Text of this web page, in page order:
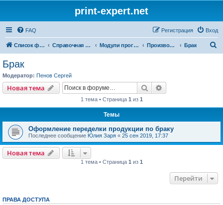
print-expert.net
FAQ Вход
Регистрация
Список форумов Справочная система Модули программы Производство Брак
Брак
Модератор: Пенов Сергей
Новая тема Поиск
1 тема • Страница 1 из 1
Темы
Оформление переделки продукции по браку
Последнее сообщение Юлия Заря « 25 сен 2019, 17:37
Новая тема
1 тема • Страница 1 из 1
Перейти
ПРАВА ДОСТУПА